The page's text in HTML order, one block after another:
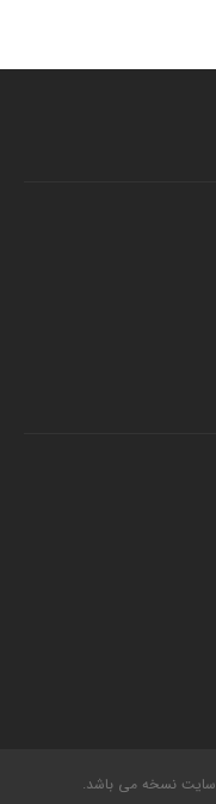
نسخه می باشد.